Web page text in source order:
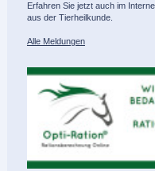
Erfahren Sie jetzt auch im
aus der Tierheilkunde.
Alle Meldungen